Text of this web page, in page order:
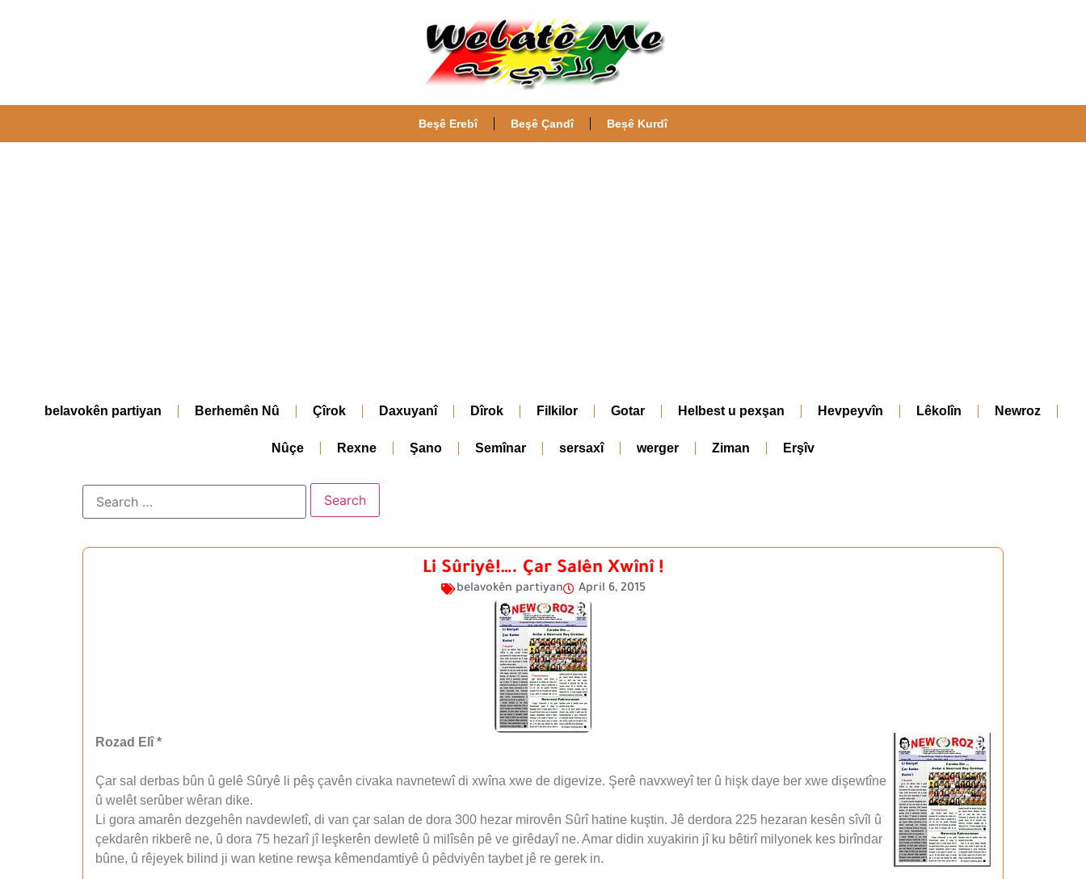
Beşê Erebî Beşê Çandî Beșê Kurdî
belavokên partiyan Berhemên Nû Çîrok Daxuyanî Dîrok Filkilor Gotar Helbest u pexşan Hevpeyvîn Lêkolîn Newroz
Nûçe Rexne Şano Semînar sersaxî werger Ziman Erşîv
Li Sûriyê!…. Çar Salên Xwînî !
belavokên partiyan April 6, 2015
Rozad Elî *
Çar sal derbas bûn û gelê Sûryê li pêş çavên civaka navnetewî di xwîna xwe de digevize. Şerê navxweyî ter û hişk daye ber xwe dişewtîne
û welêt serûber wêran dike.
Li gora amarên dezgehên navdewletî, di van çar salan de dora 300 hezar mirovên Sûrî hatine kuştin. Jê derdora 225 hezaran kesên sîvîl û
çekdarên rikberê ne, û dora 75 hezarî jî leşkerên dewletê û milîsên pê ve girêdayî ne. Amar didin xuyakirin jî ku bêtirî milyonek kes birîndar
bûne, û rêjeyek bilind ji wan ketine rewşa kêmendamtiyê û pêdviyên taybet jê re gerek in.